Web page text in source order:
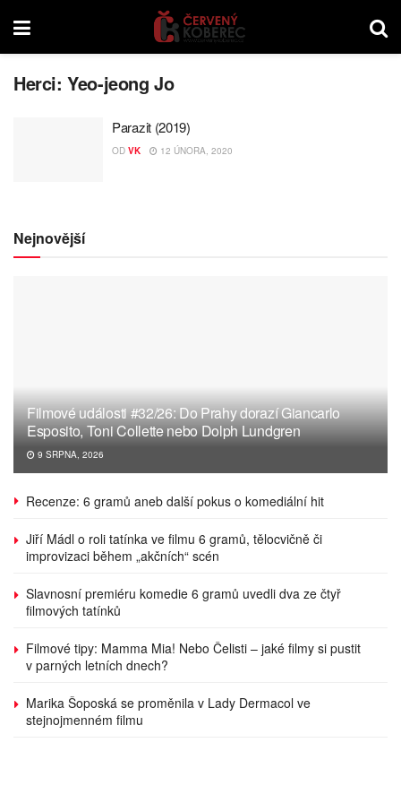
Herci:Yeo-jeong Jo
Parazit (2019)
OD VK 12 ÚNORA, 2020
Nejnovější
Filmové události #32/26: Do Prahy dorazí Giancarlo
Esposito, Toni Collette nebo Dolph Lundgren
9 SRPNA, 2026
Recenze: 6 gramů aneb další pokus o komediální hit
Jiří Mádl o roli tatínka ve filmu 6 gramů, tělocvičně či
improvizaci během „akčních“ scén
Slavnosní premiéru komedie 6 gramů uvedli dva ze čtyř
filmových tatínků
Filmové tipy: Mamma Mia! Nebo Čelisti – jaké filmy si pustit
v parných letních dnech?
Marika Šoposká se proměnila v Lady Dermacol ve
stejnojmenném filmu